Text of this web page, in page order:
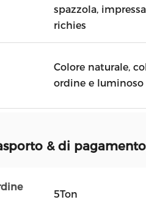
spazzola,
richies
Colore naturale,
ordine e luminoso
& di pagamento
5Ton